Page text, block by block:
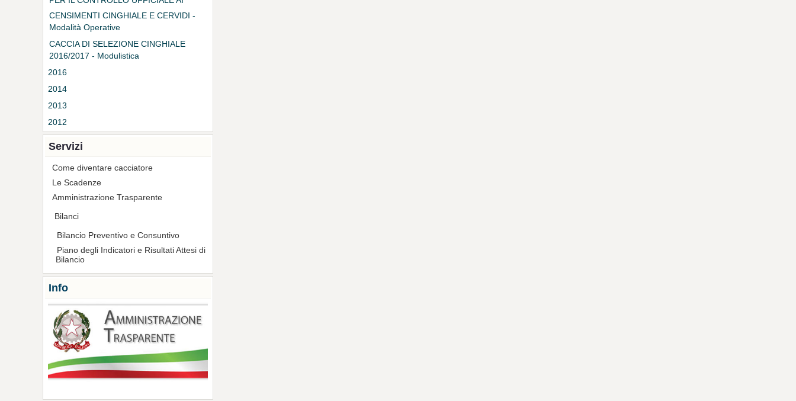
SENSI DEI REG.TI CE 853/2004 E
854/2004
CENSIMENTI CINGHIALE E CERVIDI -
Modalità Operative
CACCIA DI SELEZIONE CINGHIALE
2016/2017 - Modulistica
2016
2014
2013
2012
Servizi
Come diventare cacciatore
Le Scadenze
Amministrazione Trasparente
Bilanci
Bilancio Preventivo e Consuntivo
Piano degli Indicatori e Risultati Attesi di
Bilancio
Info